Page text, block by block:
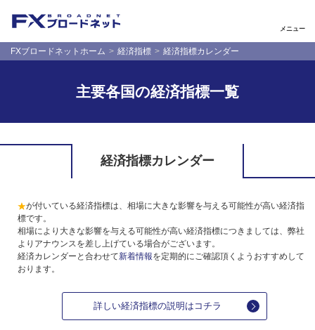
メニュー
FXブロードネットホーム 経済指標 経済指標カレンダー
主要各国の経済指標一覧
経済指標カレンダー
が付いている経済指標は、相場に大きな影響を与える可能性が高い経済指
標です。
相場により大きな影響を与える可能性が高い経済指標につきましては、弊社
よりアナウンスを差し上げている場合がございます。
経済カレンダーと合わせて新着情報を定期的にご確認頂くようおすすめして
おります。
詳しい経済指標の説明はコチラ